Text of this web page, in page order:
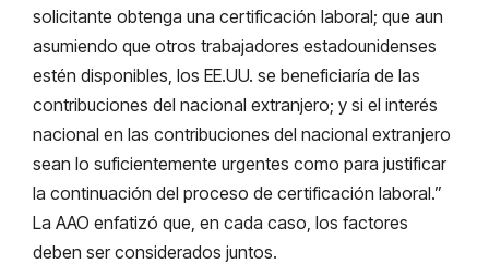
solicitante obtenga una certificación laboral; que aun
asumiendo que otros trabajadores estadounidenses
estén disponibles, los EE.UU. se beneficiaría de las
contribuciones del nacional extranjero; y si el interés
nacional en las contribuciones del nacional extranjero
sean lo suficientemente urgentes como para justificar
la continuación del proceso de certificación laboral.”
La AAO enfatizó que, en cada caso, los factores
deben ser considerados juntos.